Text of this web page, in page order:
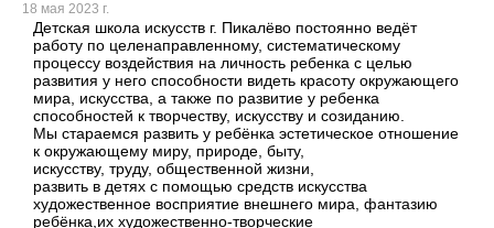
18 мая 2023 г.
Детская школа искусств г. Пикалёво постоянно ведёт
работу по целенаправленному, систематическому
процессу воздействия на личность ребенка с целью
развития у него способности видеть красоту окружающего
мира, искусства, а также по развитие у ребенка
способностей к творчеству, искусству и созиданию.
Мы стараемся развить у ребёнка эстетическое отношение
к окружающему миру, природе, быту,
искусству, труду, общественной жизни,
развить в детях с помощью средств искусства
художественное восприятие внешнего мира, фантазию
ребёнка,их художественно-творческие